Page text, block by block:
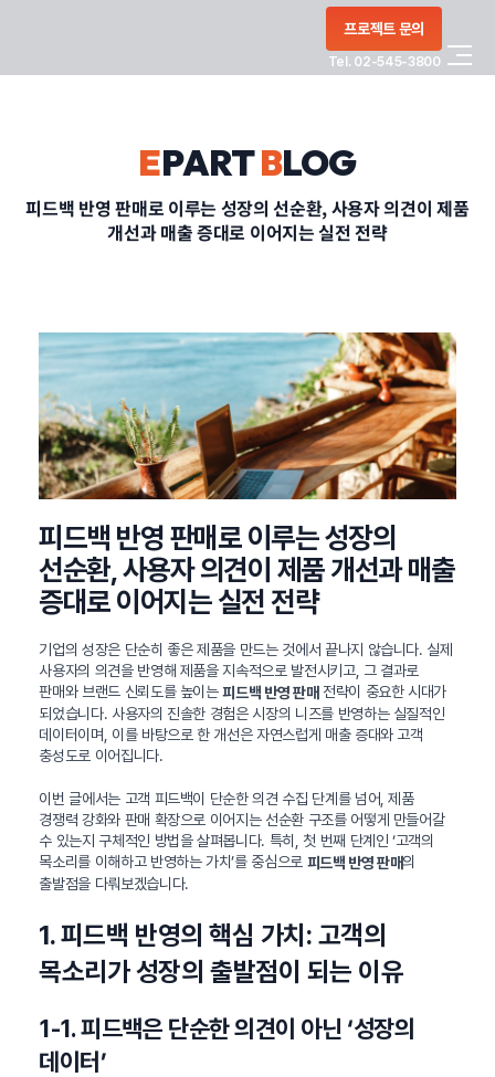
프로젝트 문의
Tel. 02-545-3800
PORTFOLIO
CONTACT
정부지원사업
EPARTBLOG
피드백 반영 판매로 이루는 성장의 선순환, 사용자 의견이 제품
개선과 매출 증대로 이어지는 실전 전략
피드백 반영 판매로 이루는 성장의
선순환, 사용자 의견이 제품 개선과 매출
증대로 이어지는 실전 전략
기업의 성장은 단순히 좋은 제품을 만드는 것에서 끝나지 않습니다. 실제
사용자의 의견을 반영해 제품을 지속적으로 발전시키고, 그 결과로
판매와 브랜드 신뢰도를 높이는피드백 반영 판매전략이 중요한 시대가
되었습니다. 사용자의 진솔한 경험은 시장의 니즈를 반영하는 실질적인
데이터이며, 이를 바탕으로 한 개선은 자연스럽게 매출 증대와 고객
충성도로 이어집니다.
이번 글에서는 고객 피드백이 단순한 의견 수집 단계를 넘어, 제품
경쟁력 강화와 판매 확장으로 이어지는 선순환 구조를 어떻게 만들어갈
수 있는지 구체적인 방법을 살펴봅니다. 특히, 첫 번째 단계인 ‘고객의
목소리를 이해하고 반영하는 가치’를 중심으로 피드백 반영 판매의
출발점을 다뤄보겠습니다.
1. 피드백 반영의 핵심 가치: 고객의
목소리가 성장의 출발점이 되는 이유
1-1. 피드백은 단순한 의견이 아닌 ‘성장의
데이터’